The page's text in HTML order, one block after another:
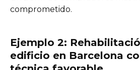
comprometido.
Ejemplo 2:
edificio en Barcelona